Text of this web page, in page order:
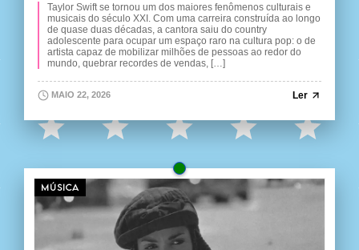
Taylor Swift se tornou um dos maiores fenômenos culturais e
musicais do século XXI. Com uma carreira construída ao longo
de quase duas décadas, a cantora saiu do country
adolescente para ocupar um espaço raro na cultura pop: o de
artista capaz de mobilizar milhões de pessoas ao redor do
mundo, quebrar recordes de vendas, […]
MAIO 22, 2026 Ler
MÚSICA